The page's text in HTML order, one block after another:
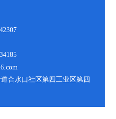
合水口社区第四工业区第四